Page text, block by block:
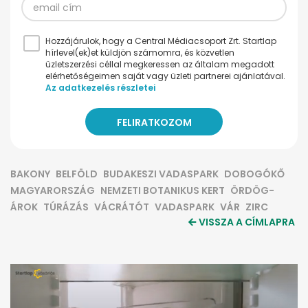
Hozzájárulok, hogy a Central Médiacsoport Zrt. Startlap
hírlevel(ek)et küldjön számomra, és közvetlen
üzletszerzési céllal megkeressen az általam megadott
elérhetőségeimen saját vagy üzleti partnerei ajánlatával.
Az adatkezelés részletei
BAKONY BELFÖLD BUDAKESZI VADASPARK DOBOGÓKŐ
MAGYARORSZÁG NEMZETI BOTANIKUS KERT ÖRDÖG-
ÁROK TÚRÁZÁS VÁCRÁTÓT VADASPARK VÁR ZIRC
VISSZA A CÍMLAPRA